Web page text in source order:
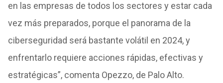
en las empresas de todos los sectores y estar cada
vez más preparados, porque el panorama de la
ciberseguridad será bastante volátil en 2024, y
enfrentarlo requiere acciones rápidas, efectivas y
estratégicas”, comenta Opezzo, de Palo Alto.